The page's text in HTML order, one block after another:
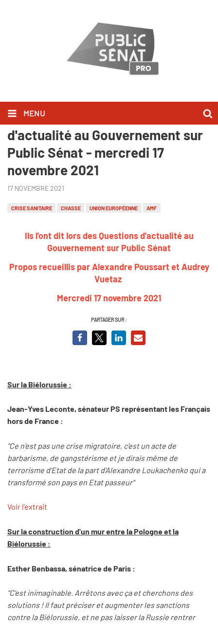
MENU
Ils l'ont dit lors des Questions
d'actualité au Gouvernement sur
Public Sénat - mercredi 17
novembre 2021
17 NOVEMBRE 2021
CRISE SANITAIRE CHASSE UNION EUROPÉENNE AMF
Ils l'ont dit lors des Questions d'actualité au
Gouvernement sur Public Sénat
Propos recueillis par Alexandre Poussart et Audrey
Vuetaz
Mercredi 17 novembre 2021
PARTAGER SUR :
Sur la Biélorussie :
Jean-Yves Leconte, sénateur PS représentant les Français
hors de France :
"Ce n'est pas une crise migratoire, c'est un acte de
barbarisme, de gangstérisme et je dirais même de
terrorisme d'Etat de la part d'Alexandre Loukachenko qui a
transformé son pays en Etat passeur"
Voir l'extrait
Sur la construction d'un mur entre la Pologne et la
Biélorussie :
Esther Benbassa, sénatrice de Paris :
"C'est inimaginable. Arrêtons avec ça et cherchons des
solutions ! Il faut préciser et augmenter les sanctions
contre la Biélorussie, et ne pas laisser la Russie rentrer